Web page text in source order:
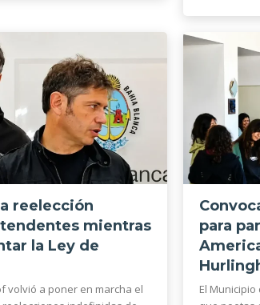
reelección
mientras
la Ley de
volvió a poner en marcha el
para
El